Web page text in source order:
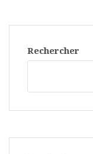
Rechercher